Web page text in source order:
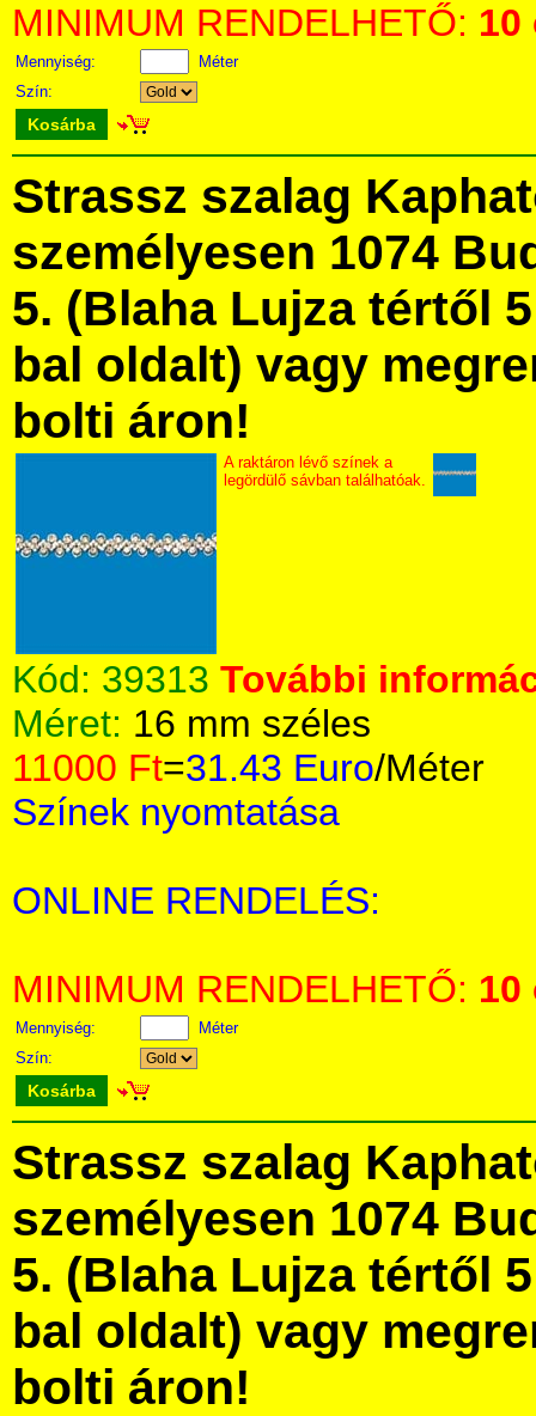
MINIMUM RENDELHETŐ: 10
Mennyiség:
Méter
Szín:
Kosárba
Strassz szalag
személyesen 1074
5. (Blaha Lujza tértől
bal oldalt) vagy
bolti áron!
A raktáron lévő színek a
legördülő sávban találhatóak.
Kód: 39313 További
Méret: 16 mm széles
11000 Ft=31.43 Euro/Méter
Színek nyomtatása
ONLINE RENDELÉS:
MINIMUM RENDELHETŐ: 10
Mennyiség:
Méter
Szín:
Kosárba
Strassz szalag
személyesen 1074
5. (Blaha Lujza tértől
bal oldalt) vagy
bolti áron!